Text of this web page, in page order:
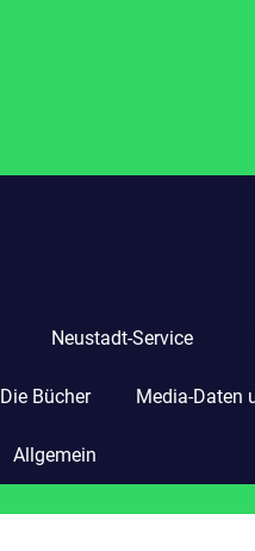
Neustadt-Service
Die Bücher Media-Daten
Allgemein